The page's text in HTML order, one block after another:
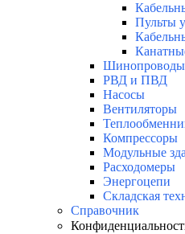
Пульты
Шинопроводы
РВД и ПВД
Насосы
Вентиляторы
Компрессоры
Модульные
Расходомеры
Энергоцепи
Складская
Справочник